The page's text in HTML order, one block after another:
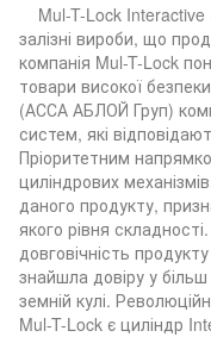
Mul-T-Lock Interactive
залізні вироби, що
компанія Mul-T-Lock
товари високої
(АССА АБЛОЙ Груп)
систем, які
Пріоритетним
циліндрових
даного продукту,
якого рівня
довговічність
знайшла довіру у
земній кулі.
Mul-T-Lock є циліндр